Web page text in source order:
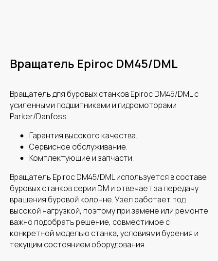
Вращатель Epiroc DM45/DML
Вращатель для буровых станков Epiroc DM45/DML с
усиленными подшипниками и гидромоторами
Parker/Danfoss.
Гарантия высокого качества.
Сервисное обслуживание.
Комплектующие и запчасти.
Вращатель Epiroc DM45/DML используется в составе
буровых станков серии DM и отвечает за передачу
вращения буровой колонне. Узел работает под
высокой нагрузкой, поэтому при замене или ремонте
важно подобрать решение, совместимое с
конкретной моделью станка, условиями бурения и
текущим состоянием оборудования.